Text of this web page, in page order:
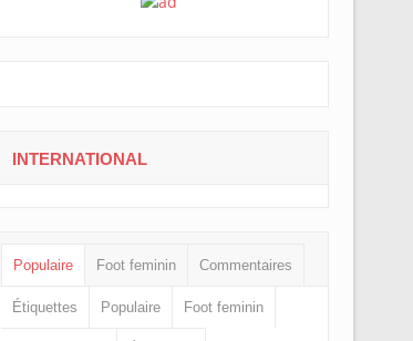
INTERNATIONAL
Populaire Foot feminin Commentaires
Étiquettes Populaire Foot feminin